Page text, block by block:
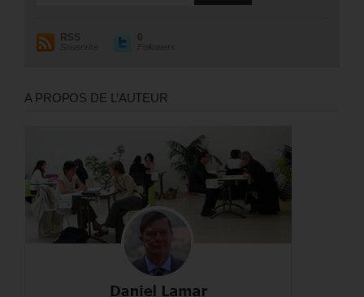
RSS
Souscrire
0
Followers
A PROPOS DE L’AUTEUR